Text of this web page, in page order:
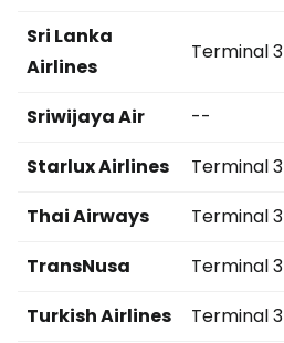
Sri Lanka
Airlines
Terminal 3
Sriwijaya Air --
Starlux Airlines
Terminal 3
Thai Airways
Terminal 3
TransNusa
Terminal 3
Turkish Airlines
Terminal 3